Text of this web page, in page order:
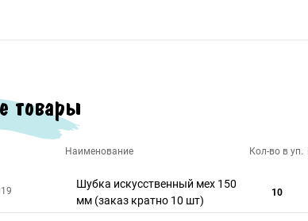
товары
Наименование Кол-во в уп.
Шубка искусственный мех 150
мм (заказ кратно 10 шт)
10